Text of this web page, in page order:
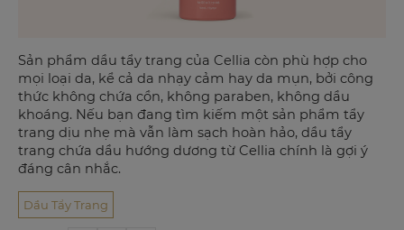
Sản phẩm dầu tẩy trang của Cellia còn phù hợp cho
mọi loại da, kể cả da nhạy cảm hay da mụn, bởi công
thức không chứa cồn, không paraben, không dầu
khoáng. Nếu bạn đang tìm kiếm một sản phẩm tẩy
trang dịu nhẹ mà vẫn làm sạch hoàn hảo, dầu tẩy
trang chứa dầu hướng dương từ Cellia chính là gợi ý
đáng cân nhắc.
Dầu Tẩy Trang